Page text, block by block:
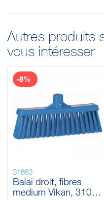
Autres produits
vous intéresser
31663
Balai droit, fibres
medium Vikan, 310
-8%